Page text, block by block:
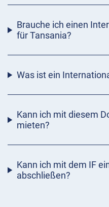
Brauche ich einen
für Tansania?
Was ist ein
Kann ich mit diesem
mieten?
Kann ich mit dem IF
abschließen?